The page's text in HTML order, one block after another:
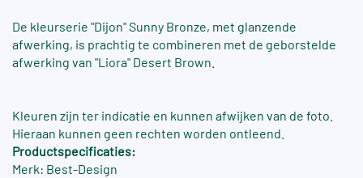
De kleurserie "Dijon" Sunny Bronze, met glanzende
afwerking, is prachtig te combineren met de geborstelde
afwerking van "Liora" Desert Brown.
Kleuren zijn ter indicatie en kunnen afwijken van de foto.
Hieraan kunnen geen rechten worden ontleend.
Productspecificaties:
Merk: Best-Design